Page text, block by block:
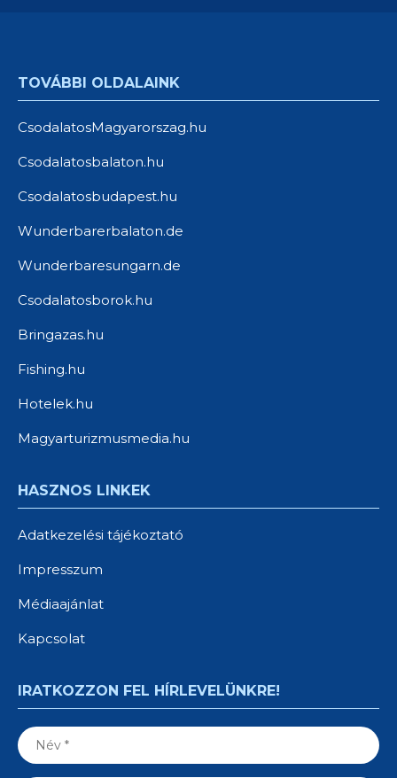
TOVÁBBI OLDALAINK
CsodalatosMagyarorszag.hu
Csodalatosbalaton.hu
Csodalatosbudapest.hu
Wunderbarerbalaton.de
Wunderbaresungarn.de
Csodalatosborok.hu
Bringazas.hu
Fishing.hu
Hotelek.hu
Magyarturizmusmedia.hu
HASZNOS LINKEK
Adatkezelési tájékoztató
Impresszum
Médiaajánlat
Kapcsolat
IRATKOZZON FEL HÍRLEVELÜNKRE!